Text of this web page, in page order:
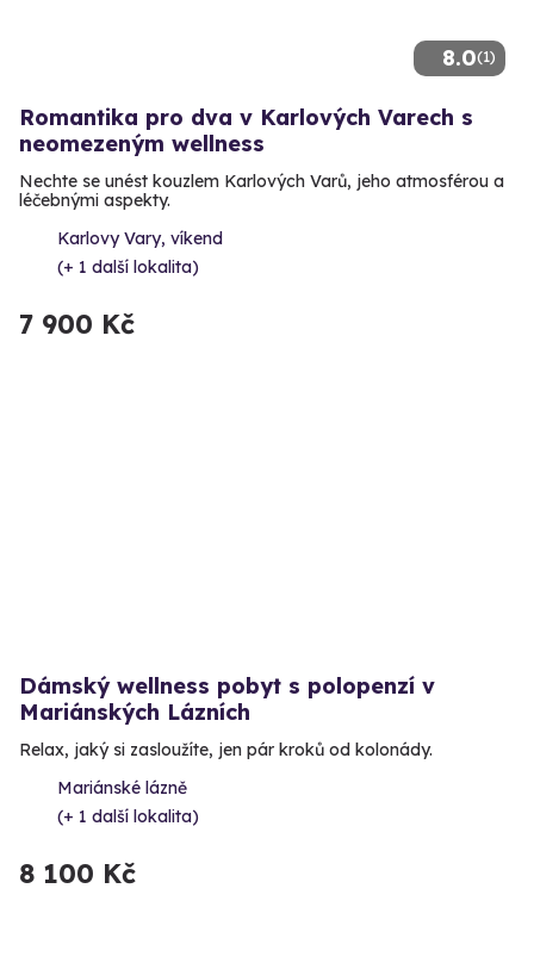
8.0(1)
Romantika pro dva v Karlových Varech s
neomezeným wellness
Nechte se unést kouzlem Karlových Varů, jeho atmosférou a
léčebnými aspekty.
Karlovy Vary, víkend
(+ 1 další lokalita)
7 900 Kč
Dámský wellness pobyt s polopenzí v
Mariánských Lázních
Relax, jaký si zasloužíte, jen pár kroků od kolonády.
Mariánské lázně
(+ 1 další lokalita)
8 100 Kč